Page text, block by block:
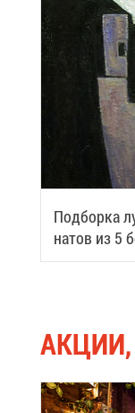
Под­бор­ка
на­тов из 5
ман­ды